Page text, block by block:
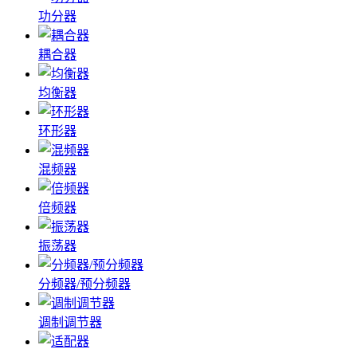
功分器
耦合器
均衡器
环形器
混频器
倍频器
振荡器
分频器/预分频器
调制调节器